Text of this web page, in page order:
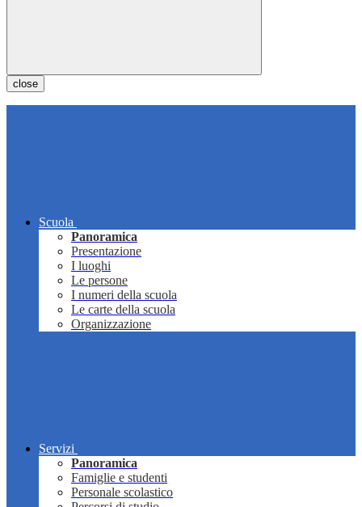
close
Scuola
Panoramica
Presentazione
I luoghi
Le persone
I numeri della scuola
Le carte della scuola
Organizzazione
Servizi
Panoramica
Famiglie e studenti
Personale scolastico